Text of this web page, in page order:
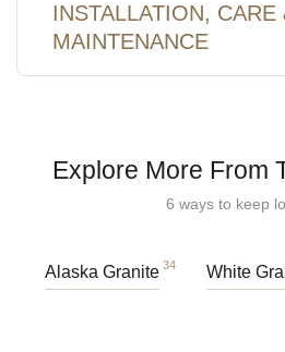
INSTALLATION, CARE
MAINTENANCE
Explore More From
6 ways to keep
Alaska Granite 34 White